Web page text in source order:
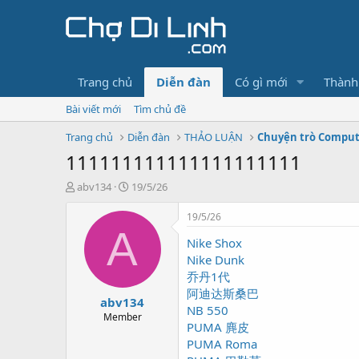
Trang chủ Diễn đàn Có gì mới
Bài viết mới
Tìm chủ đề
Trang chủ
Diễn đàn THẢO LUẬN Chuyện trò
111111111111111111111
T
abv134
N
à
ử
19/5/26
A
abv134
Member
19/5/26
Nike Shox
Nike Dunk
乔丹1代
阿迪达斯桑巴
NB 550
PUMA 麂皮
PUMA Roma